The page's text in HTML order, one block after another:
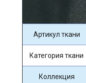
Артикул ткани
Категория ткани
Коллекция